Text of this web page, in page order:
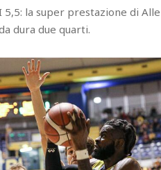
5,5: la super prestazione di
dura due quarti.